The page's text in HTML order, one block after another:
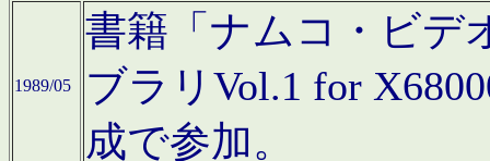
1989/05
書籍「ナムコ・ビデ
ブラリVol.1 for
成で参加。